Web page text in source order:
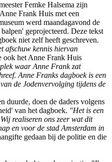
Femke Halsema zijn
Frank Huis met een
werd maandagavond de
geprojecteerd. Deze tekst
niet zelf heeft geschreven.
afschuw kennis hiervan
ook het Anne Frank Huis
waar Anne Frank zat
Anne Franks dagboek is een
de Jodenvervolging tijdens de
duurde, doen de daders volgens
van het dagboek. "Het is een
realiseren ons zeer wat dit
en voor de stad Amsterdam in
gedaan bij de politie en die